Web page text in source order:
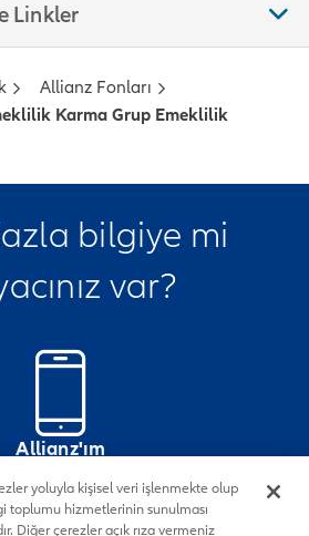
Linkler
Allianz Fonları
Karma Grup Emeklilik
bilgiye mi
var?
Allianz'ım
yoluyla kişisel veri işlenmekte olup
toplumu hizmetlerinin sunulması
Diğer çerezler açık rıza vermeniz